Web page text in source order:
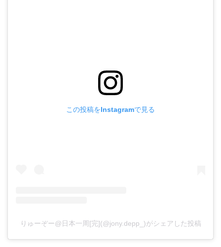
この投稿をInstagramで見る
りゅーぞー@日本一周[完](@jony.depp_)がシェアした投稿